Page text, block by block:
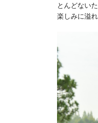
とんどない
楽しみに溢